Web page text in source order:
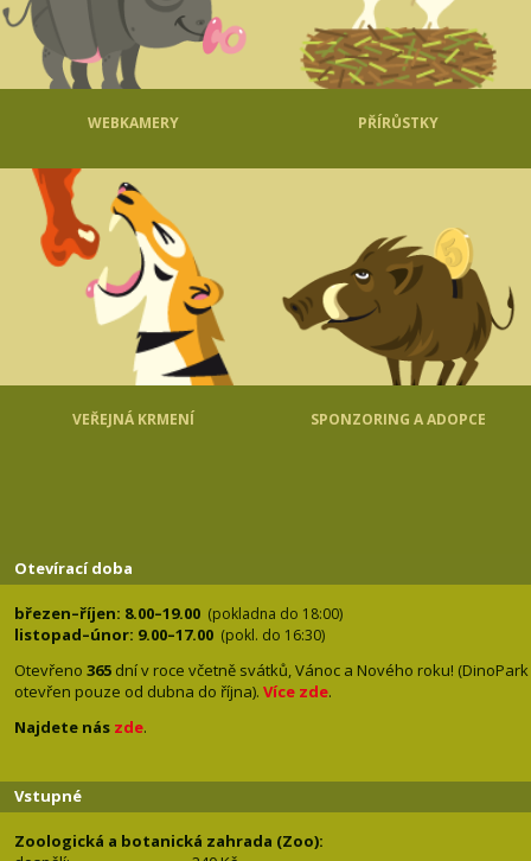
WEBKAMERY PŘÍRŮSTKY
VEŘEJNÁ KRMENÍ SPONZORING A ADOPCE
Otevírací doba
březen–říjen: 8.00–19.00 (pokladna do 18:00)
listopad–únor: 9.00–17.00 (pokl. do 16:30)
Otevřeno 365 dní v roce včetně svátků, Vánoc a Nového roku! (DinoPark
otevřen pouze od dubna do října). Více zde.
Najdete nás zde.
Vstupné
Zoologická a botanická zahrada (Zoo):